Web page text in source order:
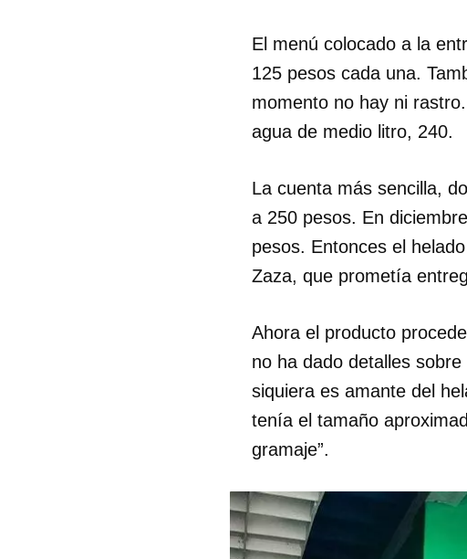
El menú colocado a la
125 pesos cada una.
momento no hay ni
agua de medio litro, 240.
La cuenta más sencilla,
a 250 pesos. En
pesos. Entonces el
Zaza, que prometía
Ahora el producto
no ha dado detalles
siquiera es amante del
tenía el tamaño
gramaje”.